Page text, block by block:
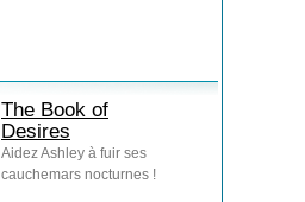
The Book of
Desires
Aidez Ashley à fuir ses
cauchemars nocturnes !